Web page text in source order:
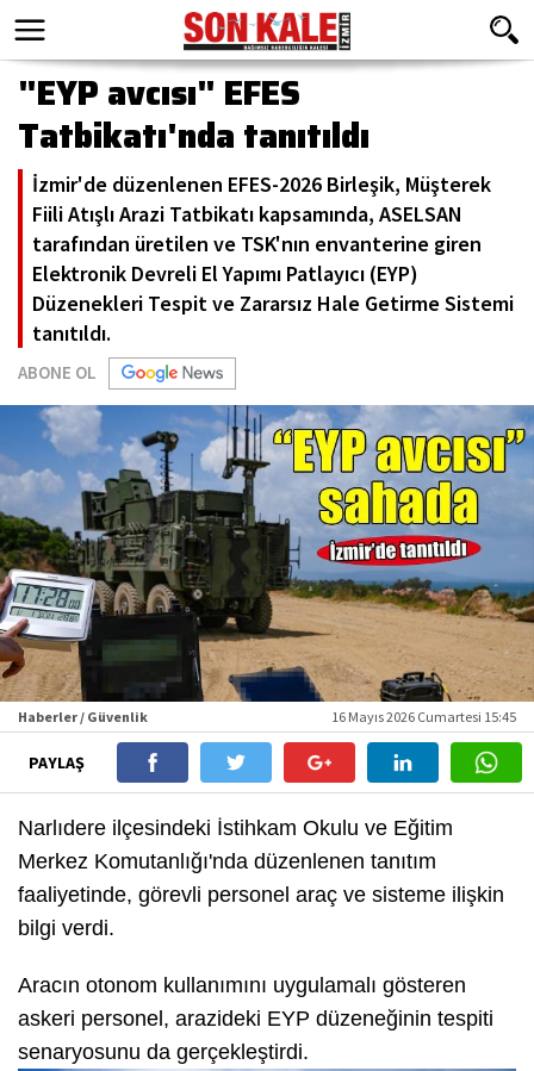
"EYP avcısı" EFES
Tatbikatı'nda tanıtıldı
İzmir'de düzenlenen EFES-2026 Birleşik, Müşterek
Fiili Atışlı Arazi Tatbikatı kapsamında, ASELSAN
tarafından üretilen ve TSK'nın envanterine giren
Elektronik Dev­reli El Yapımı Patlayıcı (EYP)
Düzenekleri Tespit ve Zararsız Hale Getirme Sistemi
tanıtıldı.
ABONE OL
Haberler / Güvenlik 16 Mayıs 2026 Cumartesi 15:45
PAYLAŞ
Narlıdere ilçesindeki İstihkam Okulu ve Eğitim
Merkez Komutanlığı'nda düzenlenen tanıtım
faaliyetinde, görevli personel araç ve sisteme ilişkin
bilgi verdi.
Aracın otonom kullanımını uygulamalı gösteren
askeri personel, arazideki EYP düzeneğinin tespiti
senaryosunu da gerçekleştirdi.